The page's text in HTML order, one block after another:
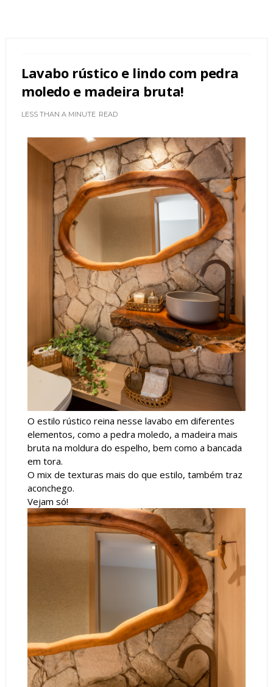
Lavabo rústico e lindo com pedra
moledo e madeira bruta!
LESS THAN A MINUTE READ
O estilo rústico reina nesse lavabo em diferentes
elementos, como a pedra moledo, a madeira mais
bruta na moldura do espelho, bem como a bancada
em tora.
O mix de texturas mais do que estilo, também traz
aconchego.
Vejam só!